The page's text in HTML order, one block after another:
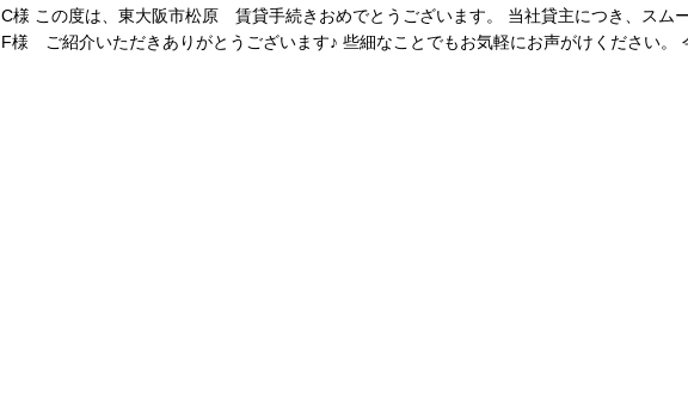
C様 この度は、東大阪市松原 賃貸手続きおめでとうございます。 当社貸主につき、スム
F様 ご紹介いただきありがとうございます♪ 些細なことでもお気軽にお声がけください。